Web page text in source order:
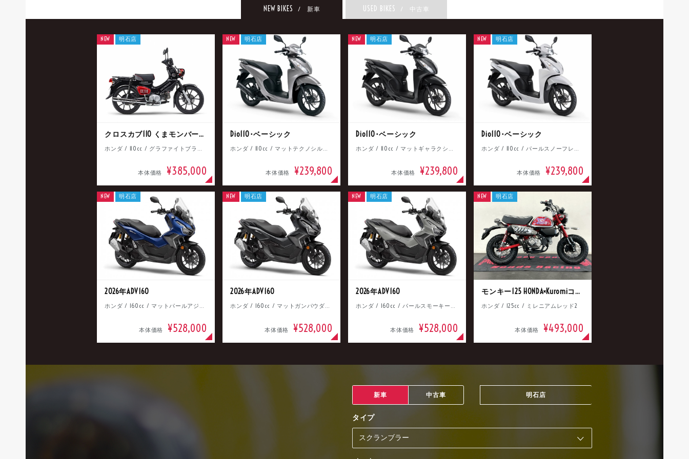
NEW BIKES / 新車 USED BIKES / 中古車
クロスカブ110 くまモンバージョン
ホンダ / 110cc / グラファイトブラック
本体価格 ¥385,000
NEW 明石店
Dio110･ベーシック
ホンダ / 110cc / マットテクノシルバーメタリック
本体価格 ¥239,800
NEW 明石店
Dio110･ベーシック
ホンダ / 110cc / マットギャラクシーブラックメタリック
本体価格 ¥239,800
NEW 明石店
Dio110･ベーシック
ホンダ / 110cc / パールスノーフレークホワイト
本体価格 ¥239,800
NEW 明石店
2026年ADV160
ホンダ / 160cc / マットパールアジャイルブルー
本体価格 ¥528,000
NEW 明石店
2026年ADV160
ホンダ / 160cc / マットガンパウダーブラックメタリック
本体価格 ¥528,000
NEW 明石店
2026年ADV160
ホンダ / 160cc / パールスモーキーグレー
本体価格 ¥528,000
NEW 明石店
モンキー125 HONDA×Kuromiコラボ
ホンダ / 125cc / ミレニアムレッド2
本体価格 ¥493,000
NEW 明石店
新車 中古車 明石店
タイプ